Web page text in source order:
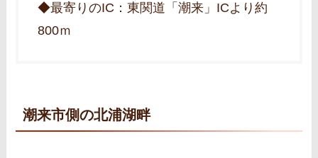
◆最寄りのIC：東関道「潮来」ICより約
800ｍ
潮来市側の北浦湖畔